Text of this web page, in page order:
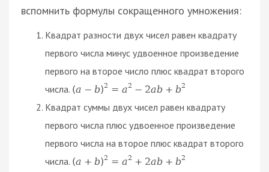
вспомнить формулы сокращенного умножения:
Квадрат разности двух чисел равен квадрату
первого числа минус удвоенное произведение
первого на второе число плюс квадрат второго
числа. (a − b)2 = a2 − 2ab + b2
Квадрат суммы двух чисел равен квадрату
первого числа плюс удвоенное произведение
первого числа на второе плюс квадрат второго
числа. (a + b)2 = a2 + 2ab + b2